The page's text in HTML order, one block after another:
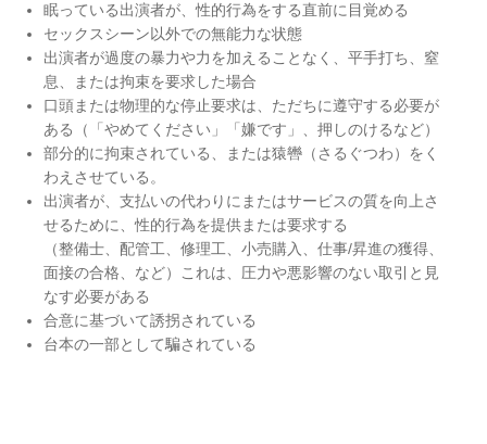
眠っている出演者が、性的行為をする直前に目覚める
セックスシーン以外での無能力な状態
出演者が過度の暴力や力を加えることなく、平手打ち、窒
息、または拘束を要求した場合
口頭または物理的な停止要求は、ただちに遵守する必要が
ある（「やめてください」「嫌です」、押しのけるなど）
部分的に拘束されている、または猿轡（さるぐつわ）をく
わえさせている。
出演者が、支払いの代わりにまたはサービスの質を向上さ
せるために、性的行為を提供または要求する
（整備士、配管工、修理工、小売購入、仕事/昇進の獲得、
面接の合格、など）これは、圧力や悪影響のない取引と見
なす必要がある
合意に基づいて誘拐されている
台本の一部として騙されている